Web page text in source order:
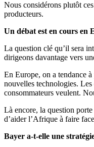
Nous considérons plutôt
producteurs.
Un débat est en cours en
La question clé qu’il sera
dirigeons davantage vers
En Europe, on a tendance
nouvelles technologies. Les
consommateurs veulent.
Là encore, la question
d’aider l’Afrique à faire
Bayer a-t-elle une